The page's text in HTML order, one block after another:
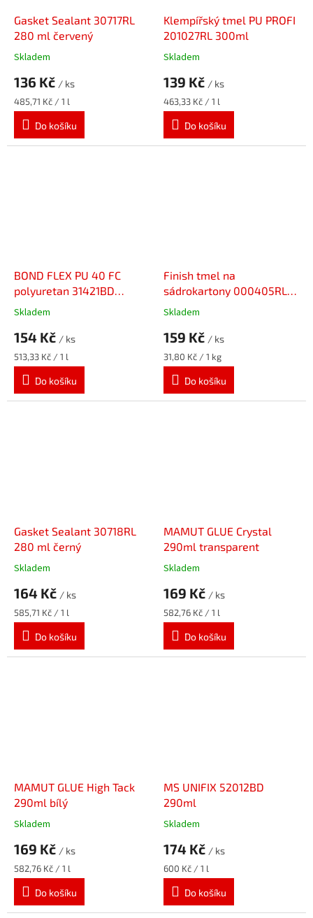
Gasket Sealant 30717RL
280 ml červený
Skladem
136 Kč / ks
Měrná
cena:
485,71 Kč / 1 l
Do košíku
Klempířský tmel PU PROFI
201027RL 300ml
Skladem
139 Kč / ks
Měrná
cena:
463,33 Kč / 1 l
Do košíku
BOND FLEX PU 40 FC
polyuretan 31421BD
300ml
Skladem
154 Kč / ks
Měrná
cena:
513,33 Kč / 1 l
Do košíku
Finish tmel na
sádrokartony 000405RL
5kg
Skladem
159 Kč / ks
Měrná
cena:
31,80 Kč / 1 kg
Do košíku
Gasket Sealant 30718RL
280 ml černý
Skladem
164 Kč / ks
Měrná
cena:
585,71 Kč / 1 l
Do košíku
MAMUT GLUE Crystal
290ml transparent
Skladem
169 Kč / ks
Měrná
cena:
582,76 Kč / 1 l
Do košíku
MAMUT GLUE High Tack
290ml bílý
Skladem
169 Kč / ks
Měrná
cena:
582,76 Kč / 1 l
Do košíku
MS UNIFIX 52012BD
290ml
Skladem
174 Kč / ks
Měrná
cena:
600 Kč / 1 l
Do košíku